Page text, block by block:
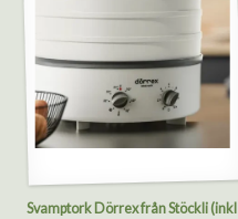
Svamptork Dörrex från Stöckli (inkl